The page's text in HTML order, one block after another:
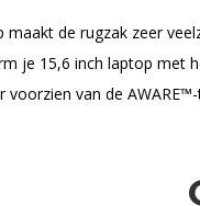
maakt de rugzak zeer
je 15,6 inch laptop met
voorzien van de